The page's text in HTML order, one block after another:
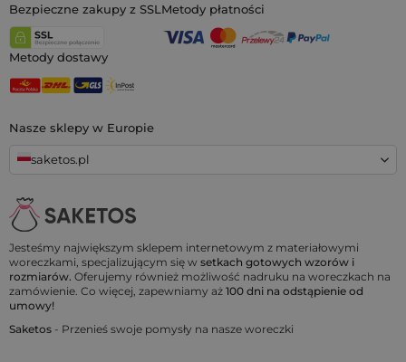
Jesteśmy największym sklepem internetowym z materiałowymi
woreczkami, specjalizującym się w setkach gotowych wzorów i
rozmiarów. Oferujemy również możliwość nadruku na woreczkach na
zamówienie. Co więcej, zapewniamy aż 100 dni na odstąpienie od
umowy!
Saketos - Przenieś swoje pomysły na nasze woreczki
Nasze sklepy w Europie
saketos.pl
Bezpieczne zakupy z SSL Metody płatności
Metody dostawy